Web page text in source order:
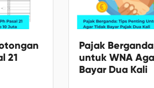
21
Pajak
untuk WNA
Bayar Dua Kali